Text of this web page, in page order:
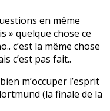
en même
» quelque chose ce
c’est la même chose
c’est pas fait..
m’occuper l’esprit
(la finale de la